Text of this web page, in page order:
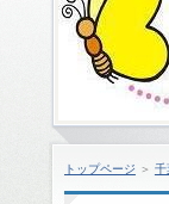
トップページ ＞ 千